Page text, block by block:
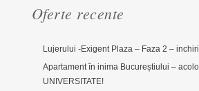
Oferte recente
Lujerului -Exigent Plaza – Faza 2 –
Apartament în inima Bucureștiului –
UNIVERSITATE!